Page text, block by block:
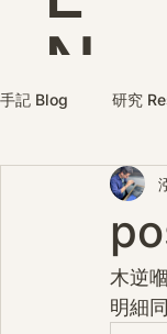
N
D
手記 Blog 研究
木逆
明細